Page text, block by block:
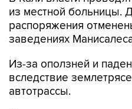
из местной больницы.
распоряжения
заведениях
Из-за оползней и
вследствие
автотрассы.